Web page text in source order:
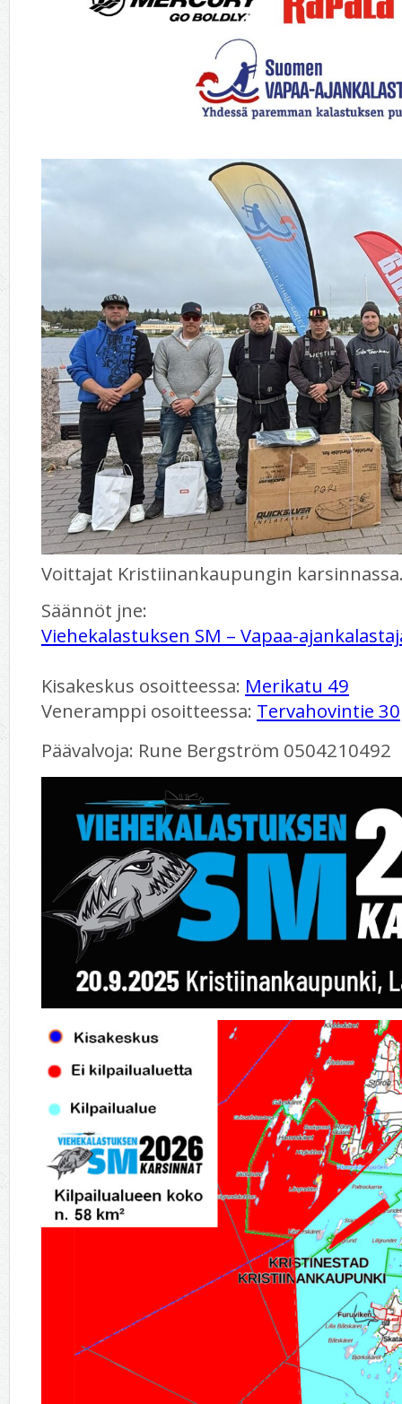
Voittajat Kristiinankaupungin
Säännöt jne:
Viehekalastuksen SM – Vapaa-
Kisakeskus osoitteessa: Merikatu 49
Veneramppi osoitteessa: Tervahovintie 30
Päävalvoja: Rune Bergström 0504210492